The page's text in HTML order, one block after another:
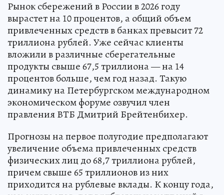
Рынок сбережений в России в 2026 году
вырастет на 10 процентов, а общий объем
привлеченных средств в банках превысит 72
триллиона рублей. Уже сейчас клиенты
вложили в различные сберегательные
продукты свыше 67,5 триллиона — на 14
процентов больше, чем год назад. Такую
динамику на Петербургском международном
экономическом форуме озвучил член
правления ВТБ Дмитрий Брейтенбихер.
Прогнозы на первое полугодие предполагают
увеличение объема привлеченных средств
физических лиц до 68,7 триллиона рублей,
причем свыше 65 триллионов из них
приходится на рублевые вклады. К концу года,